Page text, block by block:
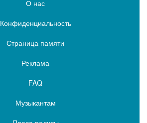
О нас
Конфиденциальность
Страница памяти
Реклама
FAQ
Музыкантам